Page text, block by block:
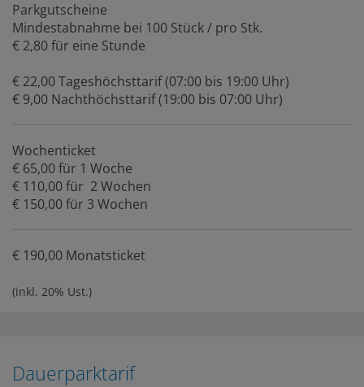
Parkgutscheine
Mindestabnahme bei 100 Stück / pro Stk.
€ 2,80 für eine Stunde
€ 22,00 Tageshöchsttarif (07:00 bis 19:00 Uhr)
€ 9,00 Nachthöchsttarif (19:00 bis 07:00 Uhr)
Wochenticket
€ 65,00 für 1 Woche
€ 110,00 für 2 Wochen
€ 150,00 für 3 Wochen
€ 190,00 Monatsticket
(inkl. 20% Ust.)
Dauerparktarif